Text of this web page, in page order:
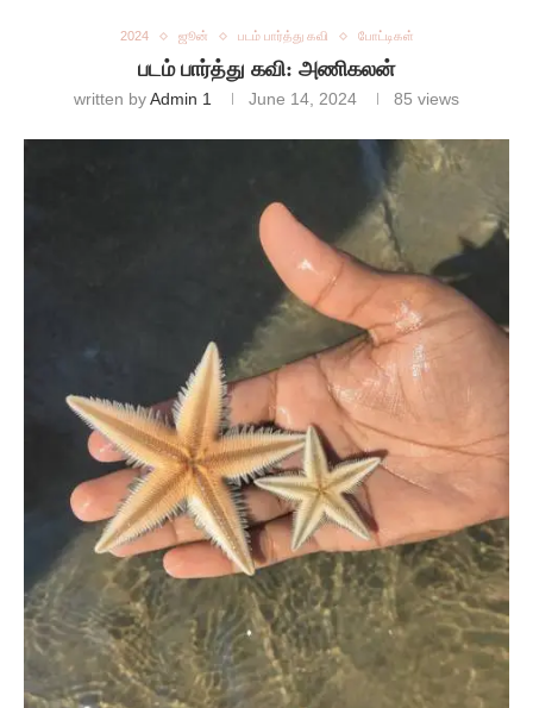
2024 ஜூன் படம் பார்த்து கவி போட்டிகள்
படம் பார்த்து கவி: அணிகலன்
written byAdmin 1 June 14, 2024 85 views